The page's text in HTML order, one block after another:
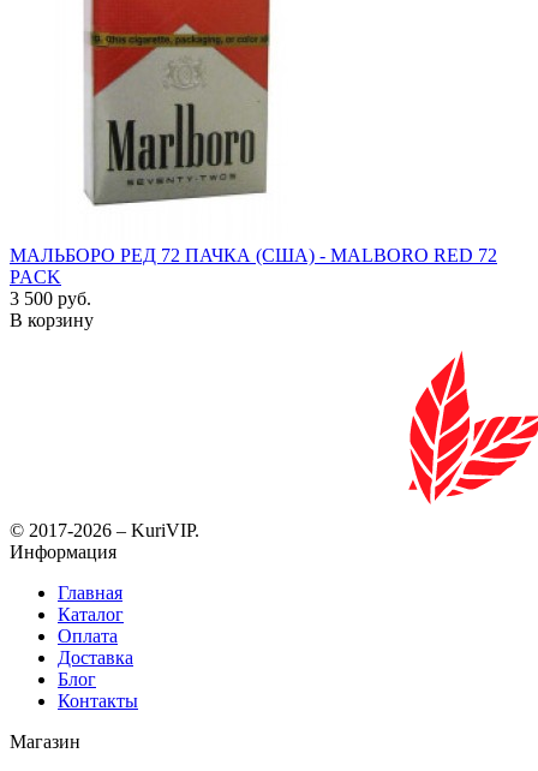
МАЛЬБОРО РЕД 72 ПАЧКА (США) - MALBORO RED 72
PACK
3 500 руб.
В корзину
© 2017-2026 – KuriVIP.
Информация
Главная
Каталог
Оплата
Доставка
Блог
Контакты
Магазин